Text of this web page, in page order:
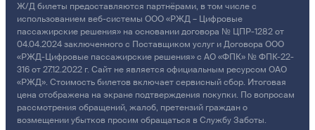
Ж/Д билеты предоставляются партнёрами, в том числе с
использованием веб-системы ООО «РЖД – Цифровые
пассажирские решения» на основании договора № ЦПР-1282 от
04.04.2024 заключенного с Поставщиком услуг и Договора ООО
«РЖД-Цифровые пассажирские решения» с АО «ФПК» № ФПК-22-
316 от 27.12.2022 г. Сайт не является официальным ресурсом ОАО
«РЖД». Стоимость билетов включает сервисный сбор. Итоговая
цена отображена на экране подтверждения покупки. По вопросам
рассмотрения обращений, жалоб, претензий граждан о
возмещении убытков просим обращаться в Службу Заботы.